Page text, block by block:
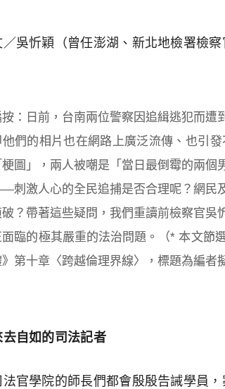
／吳忻穎（曾任澎湖、新北地檢署檢察
按：日前，台南兩位警察因追緝逃犯而遭
他們的相片也在網路上廣泛流傳、也引
梗圖」，兩人被嘲是「當日最倒霉的兩
刺激人心的全民追捕是否合理呢？網民
破？帶著這些疑問，我們重讀前檢察官吳
面臨的極其嚴重的法治問題。
（* 本文節
第十章〈跨越倫理界線〉，標題為編者
去自如的司法記者
法官學院的師長們都會殷殷告誡學員